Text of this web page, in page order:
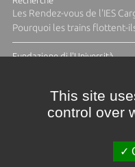
Les Rendez-vous de l'IES
Pourquoi les trains flottent-
Fundazione di l'Università
This site
control over